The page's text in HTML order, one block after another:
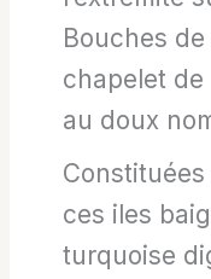
Bouches
chapelet
au doux
ces iles
turquoise